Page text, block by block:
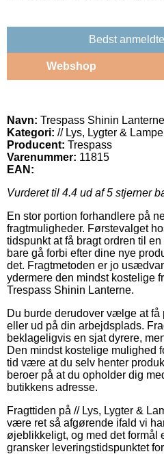
Bedst
Webshop
Navn: Trespass Shinin Lanterne
Kategori: // Lys, Lygter &
Producent: Trespass
Varenummer: 11815
EAN:
Vurderet til 4.4 ud af 5 stjerner
En stor portion forhandlere på
fragtmuligheder. Førstevalget
tidspunkt at få bragt ordren til
bare gå forbi efter dine nye
det. Fragtmetoden er jo
ydermere den mindst kostelige
Trespass Shinin Lanterne.
Du burde derudover vælge at
eller ud på din arbejdsplads.
beklageligvis en sjat dyrere,
Den mindst kostelige mulighed
tid være at du selv henter
beroer på at du opholder dig
butikkens adresse.
Fragttiden på // Lys, Lygter &
være ret så afgørende ifald vi
øjeblikkeligt, og med det formål
gransker leveringstidspunktet